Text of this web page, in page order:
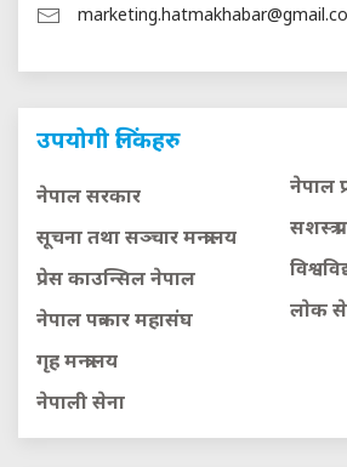
उपयोगी लिंकहरु
नेपाल सरकार
सूचना तथा सञ्चार मन्त्रालय
प्रेस काउन्सिल नेपाल
नेपाल पत्रकार महासंघ
गृह मन्त्रालय
नेपाली सेना
नेपाल
सशस्त्र
लाेक